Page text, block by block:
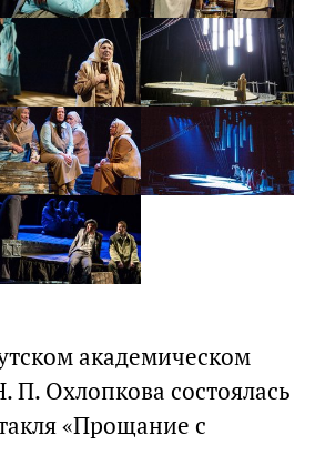
академическом
П. Охлопкова состоялась
«Прощание с